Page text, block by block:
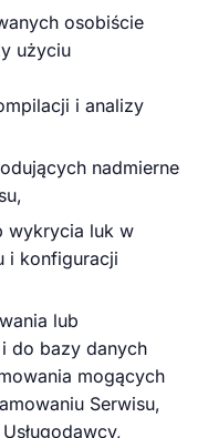
osobiście
użyciu
i analizy
nadmierne
wykrycia luk w
i konfiguracji
lub
do bazy danych
mogących
Serwisu,